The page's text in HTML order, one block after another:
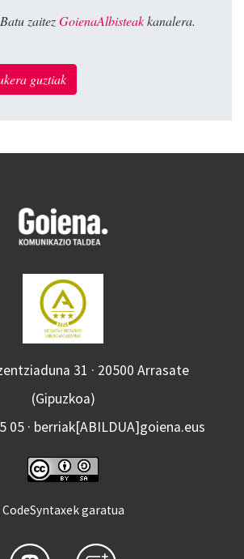
Batu zaitezGoienaAlbisteakkanalera.
guztiak
31 · 20500 Arrasate
(Gipuzkoa)
05 · berriak[ABILDUA]goiena.eus
CodeSyntaxek garatua